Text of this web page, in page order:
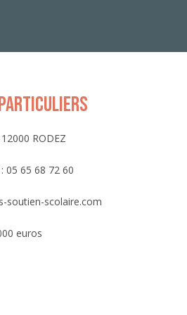
RODEZ
05 65 68 72 60
soutien-scolaire.com
euros